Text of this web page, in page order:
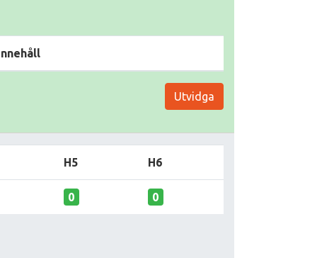
Utvidga
H5 H6
0 0